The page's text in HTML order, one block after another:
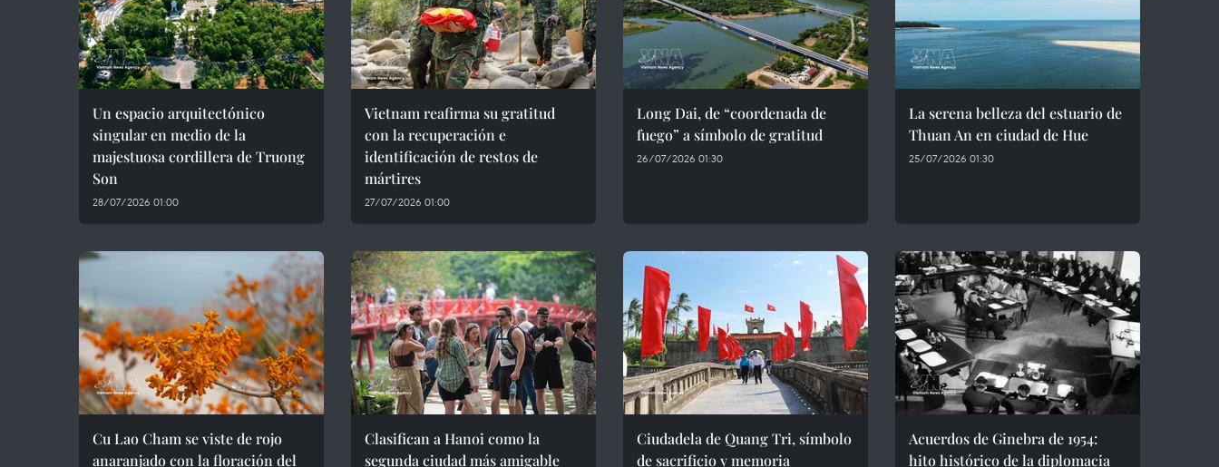
Un espacio arquitectónico
singular en medio de la
majestuosa cordillera de Truong
Son
28/07/2026 01:00
Vietnam reafirma su gratitud
con la recuperación e
identificación de restos de
mártires
27/07/2026 01:00
Long Dai, de “coordenada de
fuego” a símbolo de gratitud
26/07/2026 01:30
La serena belleza del estuario de
Thuan An en ciudad de Hue
25/07/2026 01:30
Cu Lao Cham se viste de rojo
anaranjado con la floración del
Clasifican a Hanoi como la
segunda ciudad más amigable
Ciudadela de Quang Tri, símbolo
de sacrificio y memoria
Acuerdos de Ginebra de 1954:
hito histórico de la diplomacia